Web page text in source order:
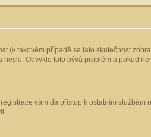
takovém případě se tato skutečnost
Obvykle toto bývá problém a pokud
vám dá přístup k ostatním